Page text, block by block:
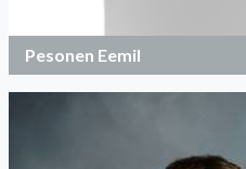
Pesonen Eemil